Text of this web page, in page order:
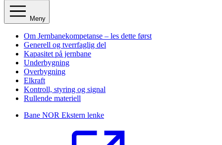
Meny
Om Jernbanekompetanse – les dette først
Generell og tverrfaglig del
Kapasitet på jernbane
Underbygning
Overbygning
Elkraft
Kontroll, styring og signal
Rullende materiell
Bane NOR Ekstern lenke